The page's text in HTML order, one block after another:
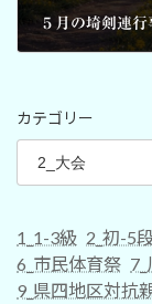
カテゴリー
1_1-3級 2_初-5
6_市民体育祭
9_県四地区対抗